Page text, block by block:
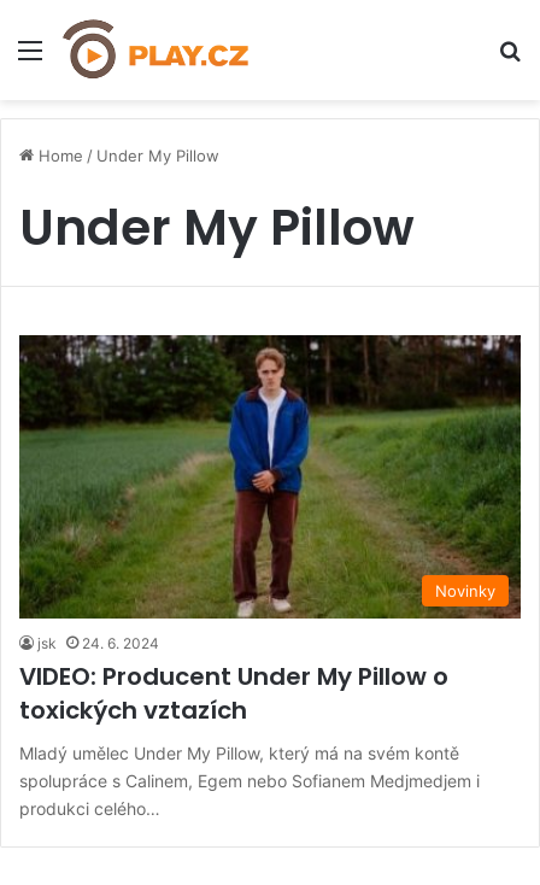
Menu
Home / Under My Pillow
Under My Pillow
Novinky
jsk 24. 6. 2024
VIDEO: Producent Under My Pillow o
toxických vztazích
Mladý umělec Under My Pillow, který má na svém kontě
spolupráce s Calinem, Egem nebo Sofianem Medjmedjem i
produkci celého…